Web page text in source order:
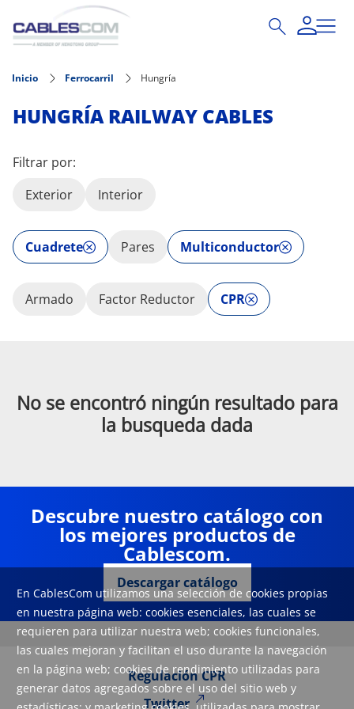
Pasar al contenido principal
En CablesCom utilizamos una selección de cookies propias
en nuestra página web: cookies esenciales, las cuales se
requieren para utilizar nuestra web; cookies funcionales,
las cuales mejoran y facilitan el uso durante la navegación
en la página web; cookies de rendimiento utilizadas para
generar datos agregados sobre el uso del sitio web y
Inicio Ferrocarril Hungría
HUNGRÍA RAILWAY CABLES
Filtrar por:
Exterior
Interior
Cuadrete Pares Multiconductor
Armado Factor Reductor CPR
No se encontró ningún resultado para
la busqueda dada
Descubre nuestro catálogo con
los mejores productos de
Cablescom.
Descargar catálogo
Regulación CPR
Twitter